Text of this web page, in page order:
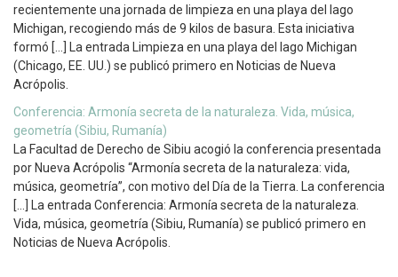
recientemente una jornada de limpieza en una playa del lago
Michigan, recogiendo más de 9 kilos de basura. Esta iniciativa
formó […] La entrada Limpieza en una playa del lago Michigan
(Chicago, EE. UU.) se publicó primero en Noticias de Nueva
Acrópolis.
Conferencia: Armonía secreta de la naturaleza. Vida, música,
geometría (Sibiu, Rumanía)
La Facultad de Derecho de Sibiu acogió la conferencia presentada
por Nueva Acrópolis “Armonía secreta de la naturaleza: vida,
música, geometría”, con motivo del Día de la Tierra. La conferencia
[…] La entrada Conferencia: Armonía secreta de la naturaleza.
Vida, música, geometría (Sibiu, Rumanía) se publicó primero en
Noticias de Nueva Acrópolis.